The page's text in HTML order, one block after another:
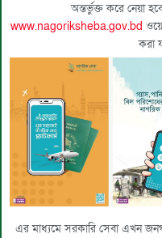
অন্তর্ভুক্ত করে নেয়া
www.nagoriksheba.gov.bd
করা
এর মাধ্যমে সরকারি সেবা এখন